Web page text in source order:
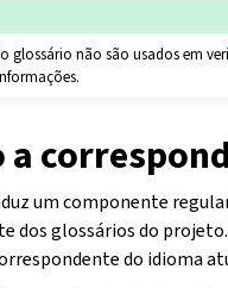
glossário não são usados em
a
um componente
dos glossários do
do idioma